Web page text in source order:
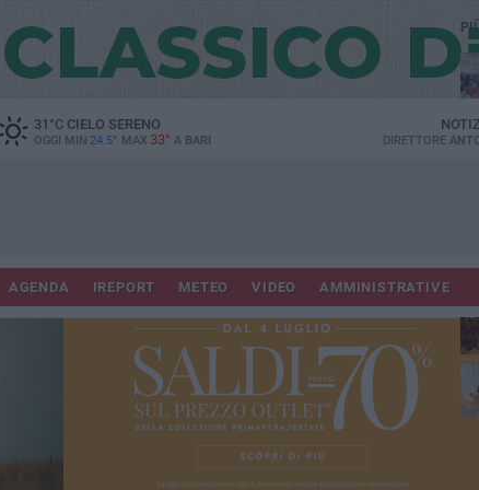
31 °CCIELO SERENO
OGGI MIN 24.5° MAX 33° A BARI DIRETTORE
AGENDA IREPORT METEO VIDEO AMMINISTRATIVE